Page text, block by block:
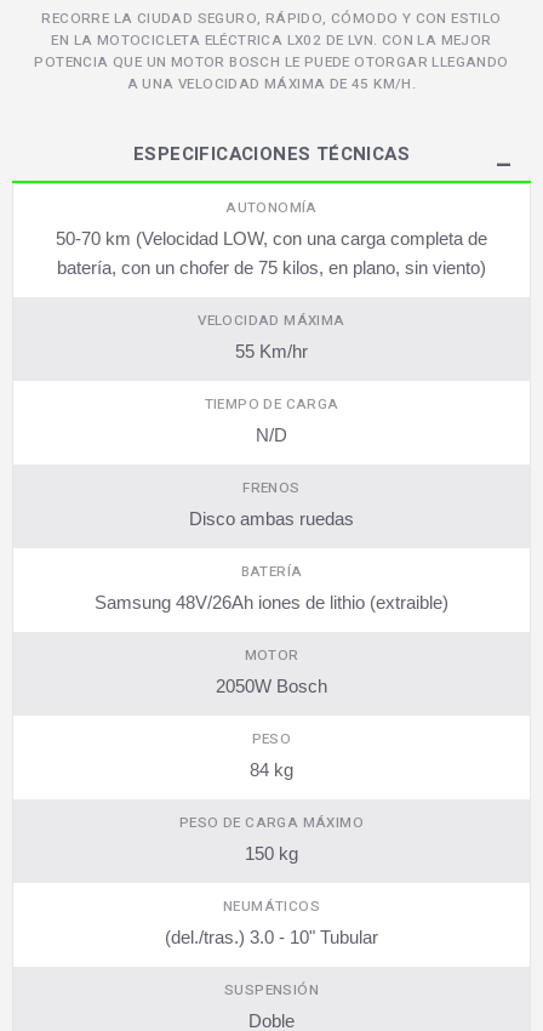
RECORRE LA CIUDAD SEGURO, RÁPIDO, CÓMODO Y CON ESTILO
EN LA MOTOCICLETA ELÉCTRICA LX02 DE LVN. CON LA MEJOR
POTENCIA QUE UN MOTOR BOSCH LE PUEDE OTORGAR LLEGANDO
A UNA VELOCIDAD MÁXIMA DE 45 KM/H.
ESPECIFICACIONES TÉCNICAS
AUTONOMÍA
50-70 km (Velocidad LOW, con una carga completa de
batería, con un chofer de 75 kilos, en plano, sin viento)
VELOCIDAD MÁXIMA
55 Km/hr
TIEMPO DE CARGA
N/D
FRENOS
Disco ambas ruedas
BATERÍA
Samsung 48V/26Ah iones de lithio (extraible)
MOTOR
2050W Bosch
PESO
84 kg
PESO DE CARGA MÁXIMO
150 kg
NEUMÁTICOS
(del./tras.) 3.0 - 10" Tubular
SUSPENSIÓN
Doble